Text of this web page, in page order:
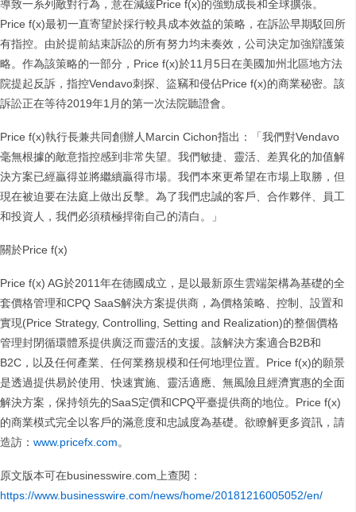
導致一系列敵對行為，意在減緩Price f(x)的強勁成長和全球擴張。
Price f(x)最初一直寄望於採行較具成本效益的策略，在訴訟早期駁回所
有指控。由於提前結束訴訟的所有努力均未奏效，公司決定加強辯護策
略。作為該策略的一部分，Price f(x)於11月5日在美國加州北區地方法
院提起反訴，指控Vendavo刺探、盜竊和侵佔Price f(x)的商業秘密。該
訴訟正在等待2019年1月的第一次法院聽證會。
Price f(x)執行長兼共同創辦人Marcin Cichon指出：「我們對Vendavo
毫無根據的敵意指控感到非常失望。我們敏捷、靈活、差異化的加值解
決方案已經贏得並將繼續贏得市場。我們本來更希望在市場上取勝，但
現在被迫要在法庭上做出反擊。為了我們忠誠的客戶、合作夥伴、員工
和投資人，我們必須積極捍衛自己的清白。」
關於Price f(x)
Price f(x) AG於2011年在德國成立，是以最新原生雲端架構為基礎的全
套價格管理和CPQ SaaS解決方案提供商，為價格策略、控制、設置和
實現(Price Strategy, Controlling, Setting and Realization)的整個價格
管理封閉循環體系提供廣泛而靈活的支援。該解決方案適合B2B和
B2C，以及任何產業、任何業務規模和任何地理位置。Price f(x)的願景
是透過提供易於使用、快速實施、靈活適應、無風險且經濟實惠的全面
解決方案，保持領先的SaaS定價和CPQ平臺提供商的地位。Price f(x)
的商業模式完全以客戶的滿意度和忠誠度為基礎。欲瞭解更多資訊，請
造訪： www.pricefx.com。
原文版本可在businesswire.com上查閱：
https://www.businesswire.com/news/home/20181216005052/en/